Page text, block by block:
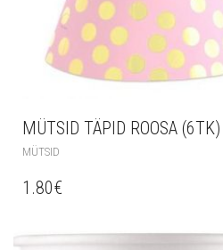
MÜTSID TÄPID ROOSA (6TK)
MÜTSID
1.80€